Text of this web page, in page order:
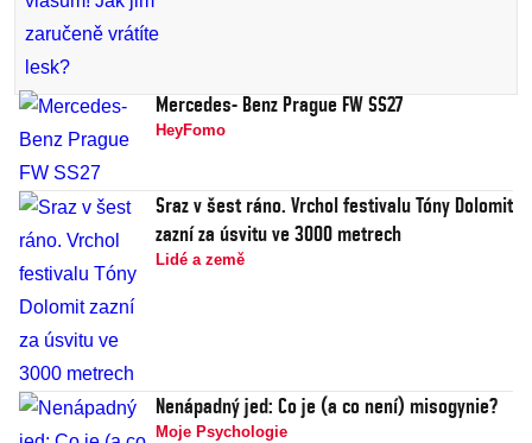
Mercedes- Benz Prague FW SS27
HeyFomo
Sraz v šest ráno. Vrchol festivalu Tóny Dolomit
zazní za úsvitu ve 3000 metrech
Lidé a země
Nenápadný jed: Co je (a co není) misogynie?
Moje Psychologie